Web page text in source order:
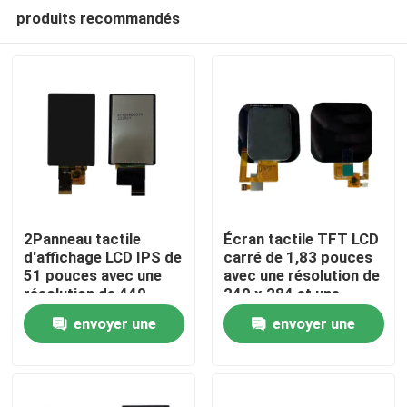
Maison
Produits
produits recommandés
2Panneau tactile
d'affichage LCD IPS de
51 pouces avec une
résolution de 440
(RGB) x 696 et une
luminosité de 850
cd/m2 Interface MIPI
envoyer une
Écran tactile TFT LCD
carré de 1,83 pouces
avec une résolution de
240 x 284 et une
interface SPI
envoyer une